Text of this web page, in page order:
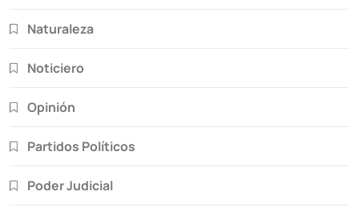
Naturaleza
Noticiero
Opinión
Partidos Políticos
Poder Judicial